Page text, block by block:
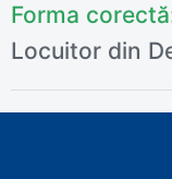
Forma
Locuitor din